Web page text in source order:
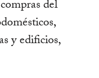
del
y edificios,